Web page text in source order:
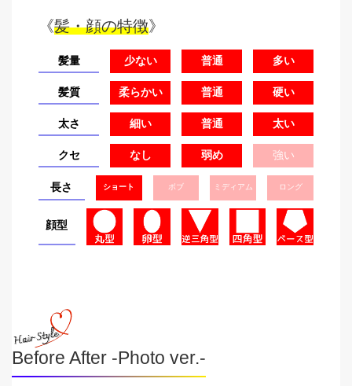
《髪・顔の特徴》
髪量 少ない 普通 多い
髪質 柔らかい 普通 硬い
太さ 細い 普通 太い
クセ なし 弱め 強い
長さ ショート ボブ ミディアム ロング
顔型
Before After -Photo ver.-